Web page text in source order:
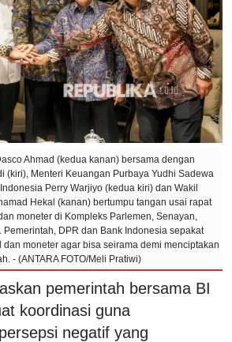
Ahmad (kedua kanan) bersama dengan
(kiri), Menteri Keuangan Purbaya Yudhi Sadewa
Perry Warjiyo (kedua kiri) dan Wakil
Hekal (kanan) bertumpu tangan usai rapat
moneter di Kompleks Parlemen, Senayan,
Pemerintah, DPR dan Bank Indonesia sepakat
dan moneter agar bisa seirama demi menciptakan
- (ANTARA FOTO/Meli Pratiwi)
pemerintah bersama BI
koordinasi guna
negatif yang